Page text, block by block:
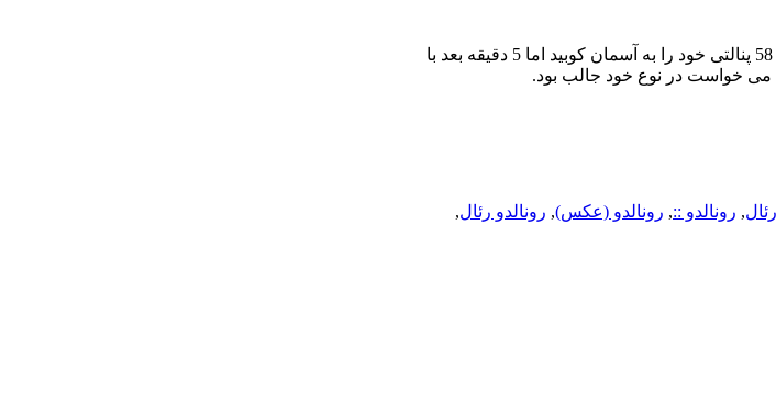
کریستیانو رونالدو در بازی امشب رئال مقابل سویا یک گل زد و یک پنالتی از دست داد. او ابتدا دقیقه 58 پنالتی خود را به آسمان کوبید اما 5 دقیقه بعد با
می خواست در نوع خود جالب بود.
, رونالدو ::, رونالدو (عکس), رونالدو رئال,